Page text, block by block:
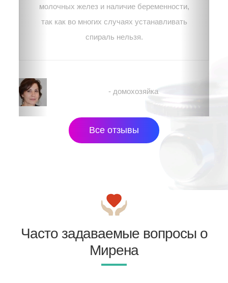
молочных желез и наличие беременности,
так как во многих случаях устанавливать
спираль нельзя.
- домохозяйка
Все отзывы
Часто задаваемые вопросы о
Мирена